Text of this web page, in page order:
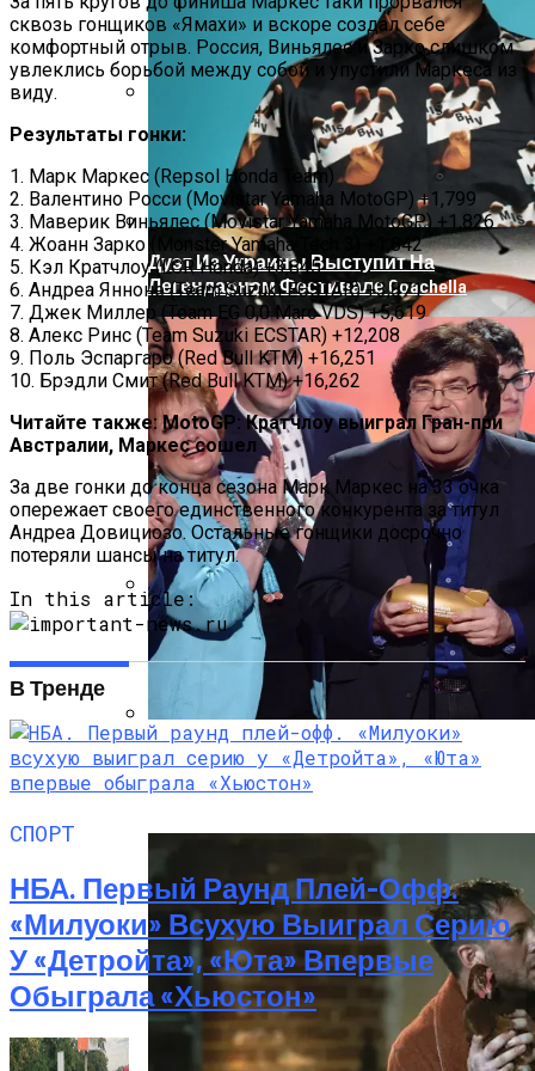
На Донбассе Во Время Тушения
Пожара Погибли Двое Военных
Под Киевом Мотоцикл Влетел В
Легковушку: Двое Погибших
Дуэт Из Украины Выступит На
Легендарном Фестивале Coachella
Тёмная Сторона Детских Шоу: Куда
Пропал Скандальный Создатель
Никелодеона
сквозь гонщиков «Ямахи» и вскоре создал себе
комфортный отрыв. Россия, Виньялес и Зарко слишком
увлеклись борьбой между собой и упустили Маркеса из
виду.
Результаты гонки:
1. Марк Маркес (Repsol Honda Team)
2. Валентино Росси (Movistar Yamaha MotoGP) +1,799
3. Маверик Виньялес (Movistar Yamaha MotoGP) +1,826
4. Жоанн Зарко (Monster Yamaha Tech 3) +1,842
5. Кэл Кратчлоу (LCR Honda) +3,845
6. Андреа Янноне (Team Suzuki ECSTAR) +3,871
7. Джек Миллер (Team EG 0,0 Marc VDS) +5,619
8. Алекс Ринс (Team Suzuki ECSTAR) +12,208
9. Поль Эспаргаро (Red Bull KTM) +16,251
10. Брэдли Смит (Red Bull KTM) +16,262
Читайте также: MotoGP: Кратчлоу выиграл Гран-при
Австралии, Маркес сошел
За две гонки до конца сезона Марк Маркес на 33 очка
опережает своего единственного конкурента за титул
Андреа Довициозо. Остальные гонщики досрочно
потеряли шансы на титул.
In this article:
В Тренде
СПОРТ
НБА. Первый Раунд Плей-Офф.
«Милуоки» Всухую Выиграл Серию
У «Детройта», «Юта» Впервые
Обыграла «Хьюстон»